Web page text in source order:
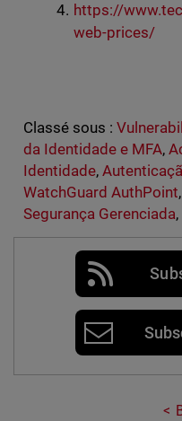
https://
web-prices/
Classé sous :
da Identidade e MFA,
Identidade,
WatchGuard AuthPoint,
Segurança Gerenciada,